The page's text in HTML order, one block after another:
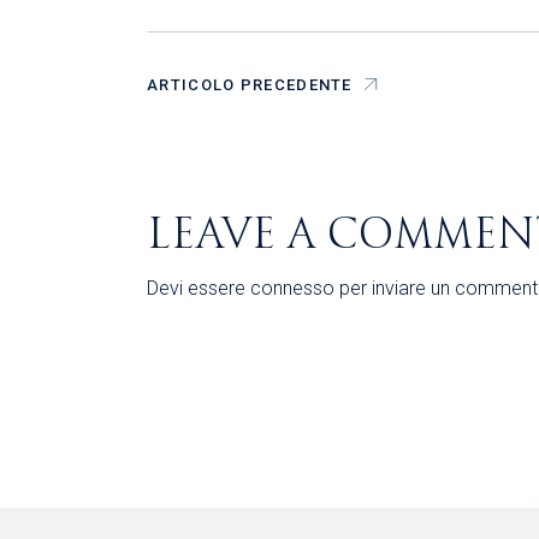
ARTICOLO PRECEDENTE
LEAVE A
Devi essere connesso per inviare un